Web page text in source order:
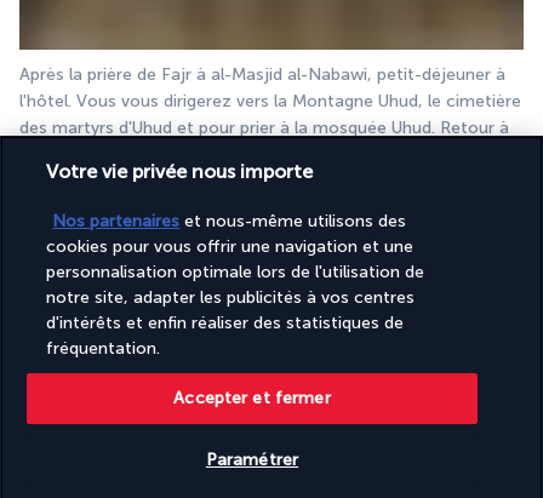
Après la prière de Fajr à al-Masjid al-Nabawi, petit-déjeuner à
l'hôtel. Vous vous dirigerez vers la Montagne Uhud, le cimetière
des martyrs d'Uhud et pour prier à la mosquée Uhud. Retour à
Vous pouvez aussi profiter de cette journée pour visiter ar-
Déjeuner et dîner à l'hôtel
JOUR 8 : MEDINE - RIYADH
Votre vie privée nous importe
Nos partenaires et nous-même utilisons des
cookies pour vous offrir une navigation et une
personnalisation optimale lors de l'utilisation de
notre site, adapter les publicités à vos centres
d'intérêts et enfin réaliser des statistiques de
fréquentation.
Paramétrer
Accepter et fermer